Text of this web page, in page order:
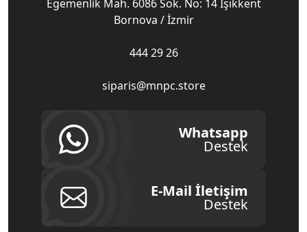
Egemenlik Mah. 6086 Sok. No: 14 Işıkkent
Bornova / İzmir
444 29 26
siparis@mnpc.store
Whatsapp
Destek
E-Mail İletişim
Destek